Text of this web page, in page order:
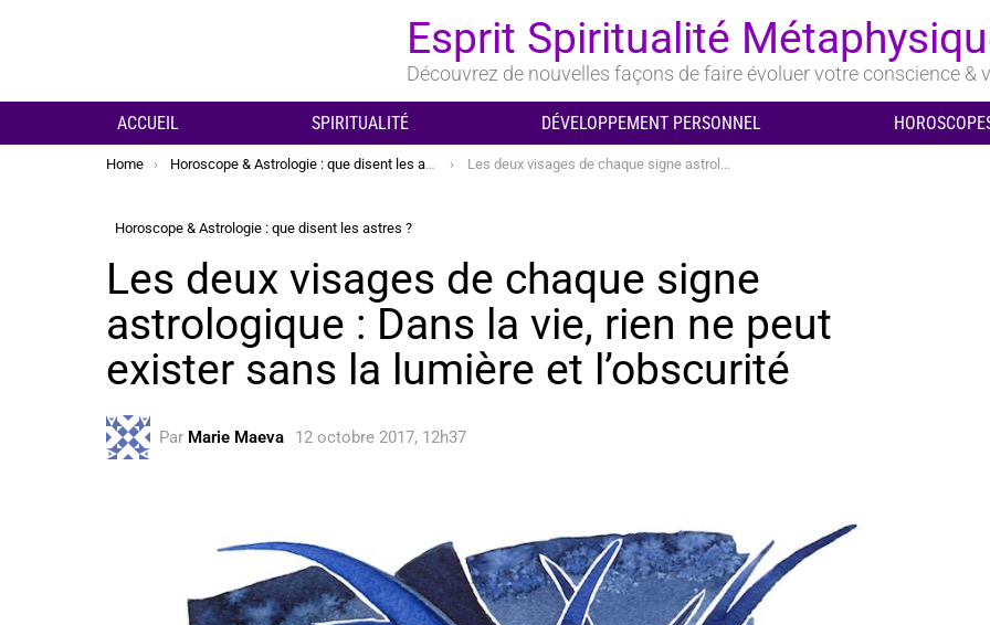
Esprit Spiritualité
Découvrez de nouvelles façons de faire évoluer votre conscience &
ACCUEIL SPIRITUALITÉ DÉVELOPPEMENT PERSONNEL
You are here:
Home Horoscope & Astrologie : que disent les astres ? Les deux visages de chaque signe astrologique : Dans la vie, rien ne peut exister sans la lumière et l’obscurité
Horoscope & Astrologie : que disent les astres ?
Les deux visages de chaque signe
astrologique : Dans la vie, rien ne peut
exister sans la lumière et l’obscurité
Par Marie Maeva 12 octobre 2017, 12h37